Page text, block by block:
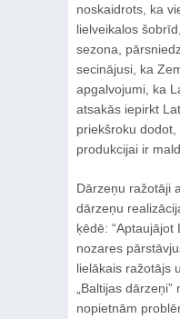
noskaidrots, ka
lielveikalos
sezona,
secinājusi, ka
apgalvojumi, ka
atsakās iepirkt
priekšroku
produkcijai ir
Dārzeņu ražotāji
dārzeņu
ķēdē: “Aptaujājot
nozares
lielākais ražotājs
„Baltijas
nopietnām